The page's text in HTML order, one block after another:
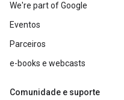
We're part of Google
Eventos
Parceiros
e-books e webcasts
Comunidade e suporte